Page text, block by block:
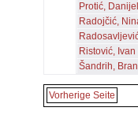
Protić,
Radojčić,
Ristović, Ivan
Šandrih,
Vorherige Seite